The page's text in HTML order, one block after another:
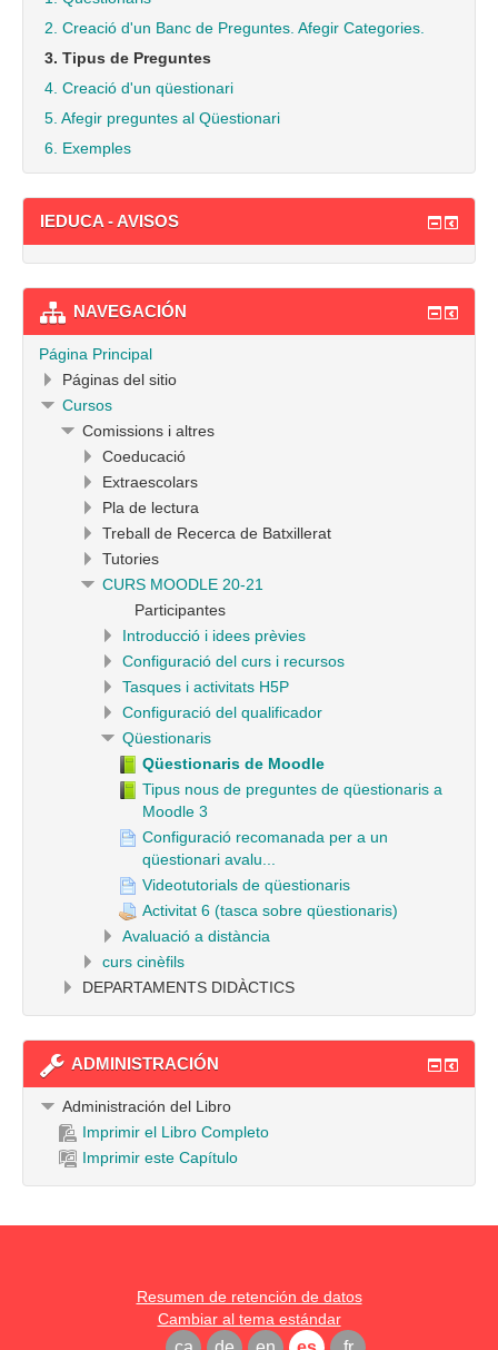
2. Creació d'un Banc de Preguntes. Afegir Categories.
3. Tipus de Preguntes
4. Creació d'un qüestionari
5. Afegir preguntes al Qüestionari
6. Exemples
IEDUCA - AVISOS
NAVEGACIÓN
Página Principal
Páginas del sitio
Cursos
Comissions i altres
Coeducació
Extraescolars
Pla de lectura
Treball de Recerca de Batxillerat
Tutories
CURS MOODLE 20-21
Participantes
Introducció i idees prèvies
Configuració del curs i recursos
Tasques i activitats H5P
Configuració del qualificador
Qüestionaris
Qüestionaris de Moodle
Tipus nous de preguntes de qüestionaris a
Moodle 3
Configuració recomanada per a un
qüestionari avalu...
Videotutorials de qüestionaris
Activitat 6 (tasca sobre qüestionaris)
Avaluació a distància
curs cinèfils
DEPARTAMENTS DIDÀCTICS
ADMINISTRACIÓN
Administración del Libro
Imprimir el Libro Completo
Imprimir este Capítulo
Resumen de retención de datos
Cambiar al tema estándar